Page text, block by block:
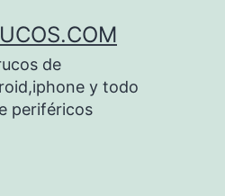
de
y todo
periféricos